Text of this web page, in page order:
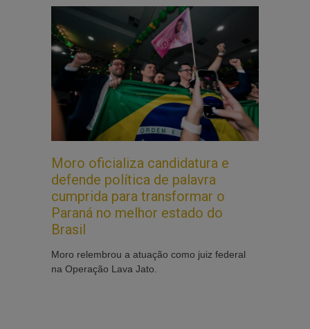
Moro oficializa candidatura e
defende política de palavra
cumprida para transformar o
Paraná no melhor estado do
Brasil
Moro relembrou a atuação como juiz federal
na Operação Lava Jato.